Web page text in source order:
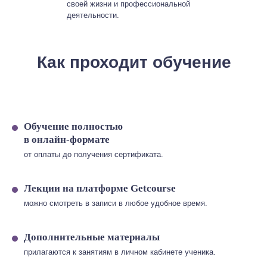
своей жизни и профессиональной
деятельности.
Как проходит обучение
Обучение полностью
в онлайн-формате
от оплаты до получения сертификата.
Лекции на платформе Getcourse
можно смотреть в записи в любое удобное время.
Дополнительные материалы
прилагаются к занятиям в личном кабинете ученика.